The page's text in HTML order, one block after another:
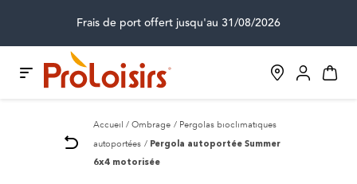
Frais de port offert jusqu'au 31/08/2026
Accueil Ombrage
Pergolas bioclimatiques
autoportées
Pergola autoportée Summer
6x4 motorisée